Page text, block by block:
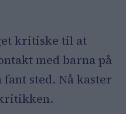
kritiske til at
med barna på
sted. Nå kaster